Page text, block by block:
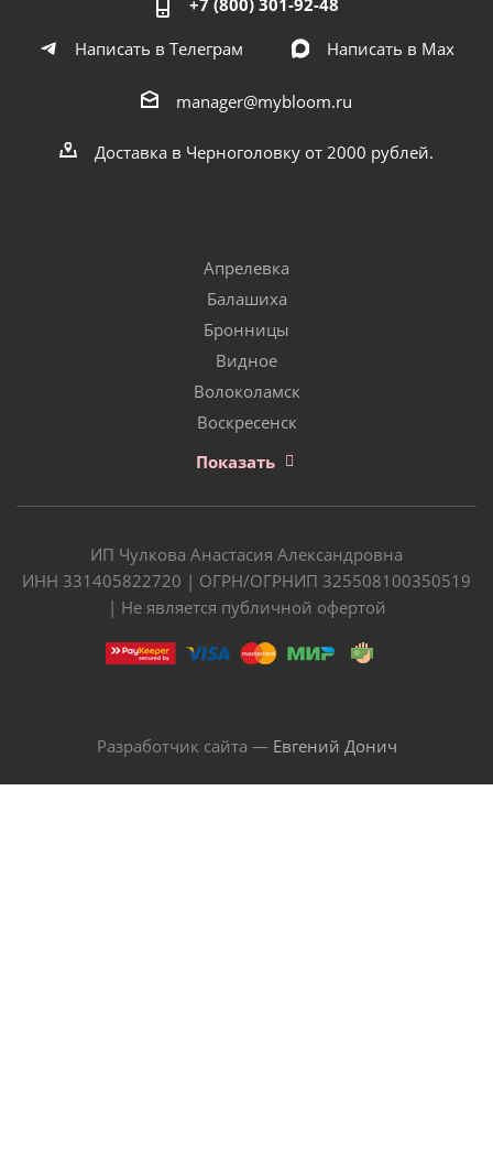
Написать в Телеграм
Написать в Мах
manager@mybloom.ru
Доставка в Черноголовку от 2000 рублей.
Апрелевка
Балашиха
Бронницы
Видное
Волоколамск
Воскресенск
Показать
ИП Чулкова Анастасия Александровна
ИНН 331405822720 | ОГРН/ОГРНИП 325508100350519
| Не является публичной офертой
Разработчик сайта — Евгений Донич